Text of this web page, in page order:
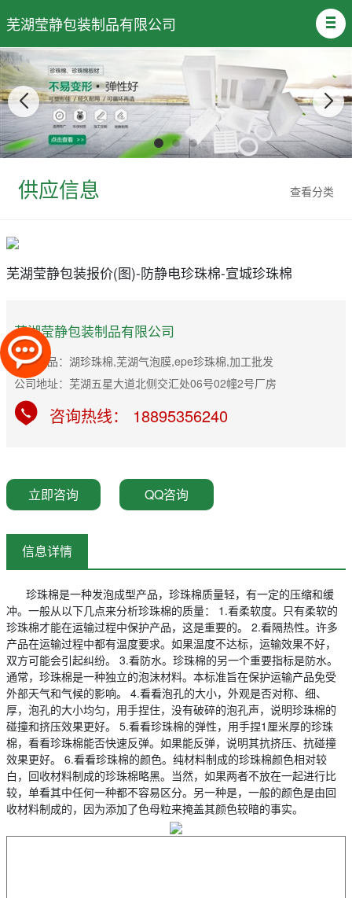
芜湖莹静包装制品有限公司
查看分类
供应信息
芜湖莹静包装报价(图)-防静电珍珠棉-宣城珍珠棉
芜湖莹静包装制品有限公司
主营产品：湖珍珠棉,芜湖气泡膜,epe珍珠棉,加工批发
公司地址：芜湖五星大道北侧交汇处06号02幢2号厂房
咨询热线： 18895356240
立即咨询 QQ咨询
信息详情
珍珠棉是一种发泡成型产品，珍珠棉质量轻，有一定的压缩和缓
冲。一般从以下几点来分析珍珠棉的质量： 1.看柔软度。只有柔软的
珍珠棉才能在运输过程中保护产品，这是重要的。 2.看隔热性。许多
产品在运输过程中都有温度要求。如果温度不达标，运输效果不好，
双方可能会引起纠纷。 3.看防水。珍珠棉的另一个重要指标是防水。
通常，珍珠棉是一种独立的泡沫材料。本标准旨在保护运输产品免受
外部天气和气候的影响。 4.看看泡孔的大小，外观是否对称、细、
厚，泡孔的大小均匀，用手捏住，没有破碎的泡孔声，说明珍珠棉的
碰撞和挤压效果更好。 5.看看珍珠棉的弹性，用手捏1厘米厚的珍珠
棉，看看珍珠棉能否快速反弹。如果能反弹，说明其抗挤压、抗碰撞
效果更好。 6.看看珍珠棉的颜色。纯材料制成的珍珠棉颜色相对较
白，回收材料制成的珍珠棉略黑。当然，如果两者不放在一起进行比
较，单看其中任何一种都不容易区分。另一种是，一般的颜色是由回
收材料制成的，因为添加了色母粒来掩盖其颜色较暗的事实。